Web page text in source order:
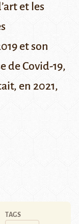
et les
et son
de Covid-19,
en 2021,
TAGS